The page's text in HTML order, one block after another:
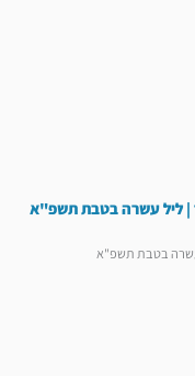
| ליל עשרה בטבת תשפ"א
עשרה בטבת תשפ"א